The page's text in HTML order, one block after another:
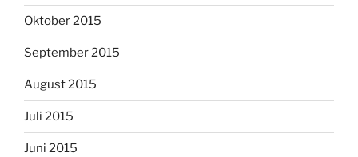
Oktober 2015
September 2015
August 2015
Juli 2015
Juni 2015